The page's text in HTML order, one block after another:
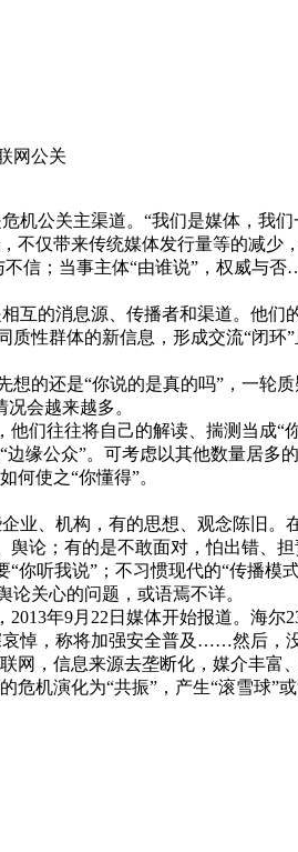
网公关
公关主渠道。“我们是媒体，我
不仅带来传统媒体发行量等的减
不信；当事主体“由谁说”，权威与
的消息源、传播者和渠道。他们
性群体的新信息，形成交流“闭环
的还是“你说的是真的吗”，一轮
况会越来越多。
们往往将自己的解读、揣测当成“
公众”。可考虑以其他数量居多
何使之“你懂得”。
、机构，有的思想、观念陈旧。
论；有的是不敢面对，怕出错、
听我说”；不习惯现代的“传播模
关心的问题，或语焉不详。
年9月22日媒体开始报道。海尔
悼，称将加强安全普及……然后，
，信息来源去垄断化，媒介丰富
机演化为“共振”，产生“滚雪球”或